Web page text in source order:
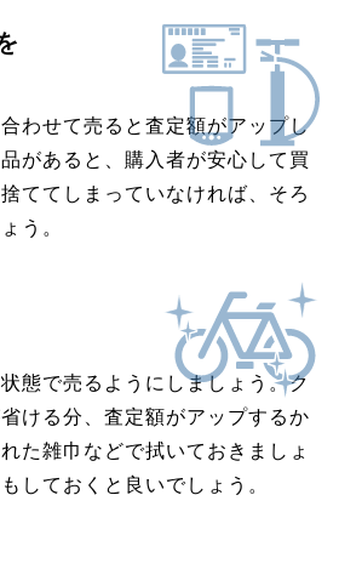
わせて売ると査定額がアップし
があると、購入者が安心して買
ててしまっていなければ、そろ
う。
態で売るようにしましょう。ク
ける分、査定額がアップするか
た雑巾などで拭いておきましょ
しておくと良いでしょう。